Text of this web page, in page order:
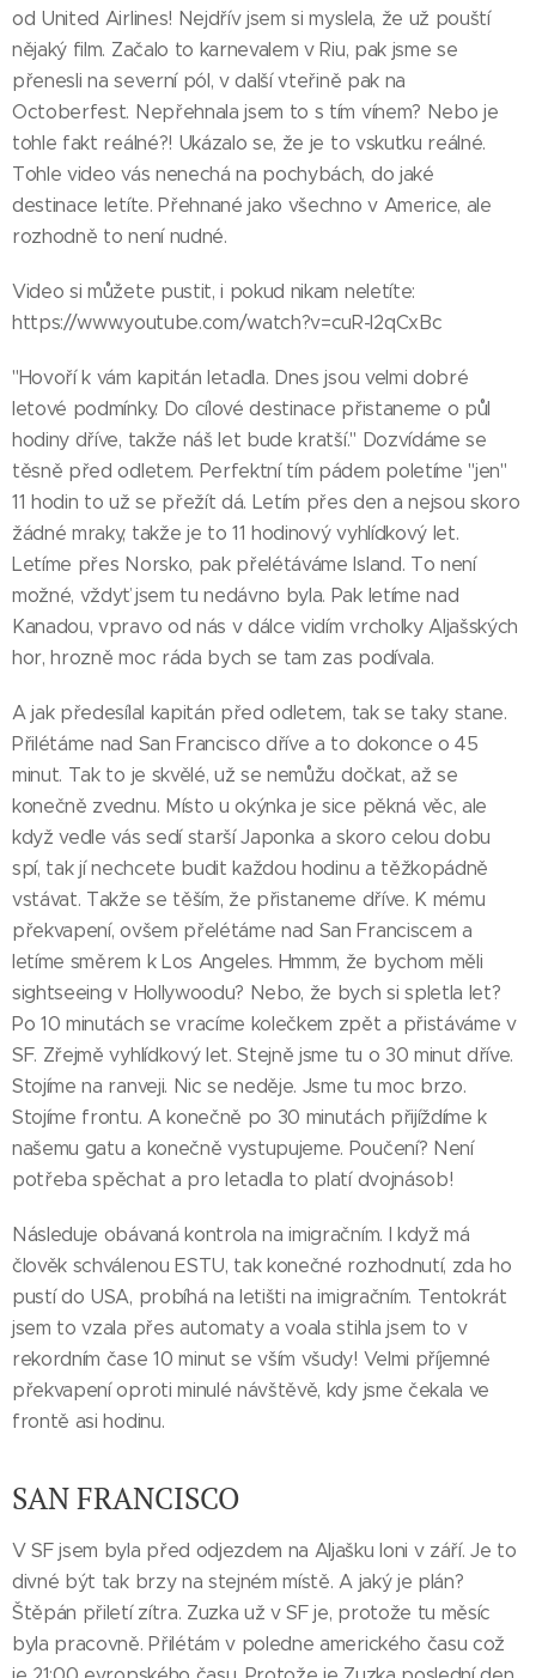
od United Airlines! Nejdřív jsem si myslela, že už pouští
nějaký film. Začalo to karnevalem v Riu, pak jsme se
přenesli na severní pól, v další vteřině pak na
Octoberfest. Nepřehnala jsem to s tím vínem? Nebo je
tohle fakt reálné?! Ukázalo se, že je to vskutku reálné.
Tohle video vás nenechá na pochybách, do jaké
destinace letíte. Přehnané jako všechno v Americe, ale
rozhodně to není nudné.
Video si můžete pustit, i pokud nikam neletíte:
https://www.youtube.com/watch?v=cuR-l2qCxBc
"Hovoří k vám kapitán letadla. Dnes jsou velmi dobré
letové podmínky. Do cílové destinace přistaneme o půl
hodiny dříve, takže náš let bude kratší." Dozvídáme se
těsně před odletem. Perfektní tím pádem poletíme "jen"
11 hodin to už se přežít dá. Letím přes den a nejsou skoro
žádné mraky, takže je to 11 hodinový vyhlídkový let.
Letíme přes Norsko, pak přelétáváme Island. To není
možné, vždyť jsem tu nedávno byla. Pak letíme nad
Kanadou, vpravo od nás v dálce vidím vrcholky Aljašských
hor, hrozně moc ráda bych se tam zas podívala.
A jak předesílal kapitán před odletem, tak se taky stane.
Přilétáme nad San Francisco dříve a to dokonce o 45
minut. Tak to je skvělé, už se nemůžu dočkat, až se
konečně zvednu. Místo u okýnka je sice pěkná věc, ale
když vedle vás sedí starší Japonka a skoro celou dobu
spí, tak jí nechcete budit každou hodinu a těžkopádně
vstávat. Takže se těším, že přistaneme dříve. K mému
překvapení, ovšem přelétáme nad San Franciscem a
letíme směrem k Los Angeles. Hmmm, že bychom měli
sightseeing v Hollywoodu? Nebo, že bych si spletla let?
Po 10 minutách se vracíme kolečkem zpět a přistáváme v
SF. Zřejmě vyhlídkový let. Stejně jsme tu o 30 minut dříve.
Stojíme na ranveji. Nic se neděje. Jsme tu moc brzo.
Stojíme frontu. A konečně po 30 minutách přijíždíme k
našemu gatu a konečně vystupujeme. Poučení? Není
potřeba spěchat a pro letadla to platí dvojnásob!
Následuje obávaná kontrola na imigračním. I když má
člověk schválenou ESTU, tak konečné rozhodnutí, zda ho
pustí do USA, probíhá na letišti na imigračním. Tentokrát
jsem to vzala přes automaty a voala stihla jsem to v
rekordním čase 10 minut se vším všudy! Velmi příjemné
překvapení oproti minulé návštěvě, kdy jsme čekala ve
frontě asi hodinu.
SAN FRANCISCO
V SF jsem byla před odjezdem na Aljašku loni v září. Je to
divné být tak brzy na stejném místě. A jaký je plán?
Štěpán přiletí zítra. Zuzka už v SF je, protože tu měsíc
byla pracovně. Přilétám v poledne amerického času což